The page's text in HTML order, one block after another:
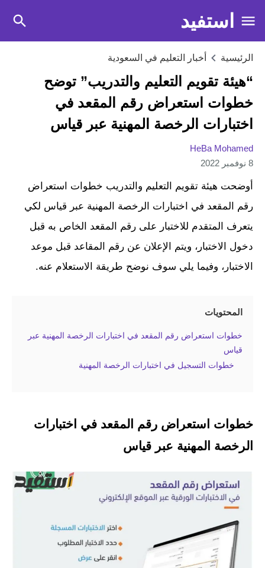
استفيد
الرئيسية أخبار التعليم في السعودية
“هيئة تقويم التعليم والتدريب” توضح
خطوات استعراض رقم المقعد في
اختبارات الرخصة المهنية عبر قياس
HeBa Mohamed
8 نوفمبر 2022
أوضحت هيئة تقويم التعليم والتدريب خطوات استعراض
رقم المقعد في اختبارات الرخصة المهنية عبر قياس لكي
يتعرف المتقدم للاختبار على رقم المقعد الخاص به قبل
دخول الاختبار، ويتم الإعلان عن رقم المقاعد قبل موعد
الاختبار، وفيما يلي سوف نوضح طريقة الاستعلام عنه.
المحتويات
خطوات استعراض رقم المقعد في اختبارات الرخصة المهنية عبر
قياس
خطوات التسجيل في اختبارات الرخصة المهنية
خطوات استعراض رقم المقعد في اختبارات
الرخصة المهنية عبر قياس